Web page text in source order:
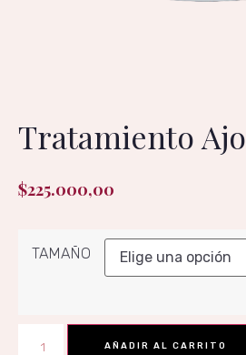
Tratamiento Ajo
$225.000,00
TAMAÑO
AÑADIR AL CARRITO